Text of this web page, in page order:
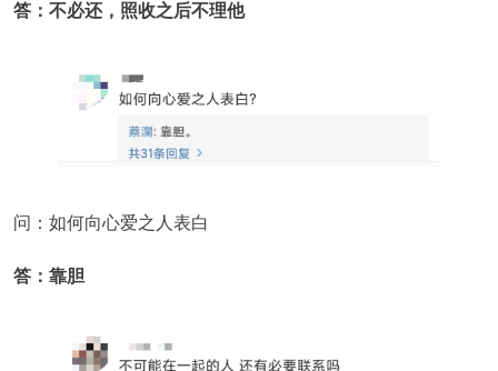
答：不必还，照收之后不理他
问：如何向心爱之人表白
答：靠胆